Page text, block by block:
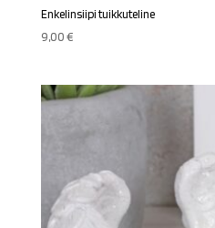
Enkelinsiipi tuikkuteline
9,00€